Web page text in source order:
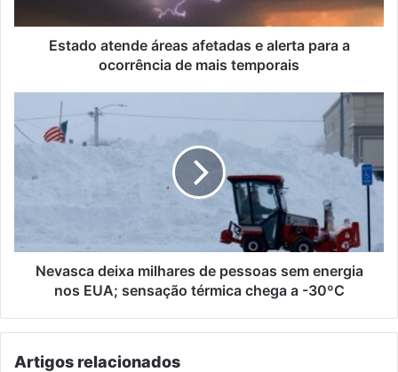
ocorrência
Estado atende áreas afetadas e alerta para a
ocorrência de mais temporais
milhares
pessoas
EUA;
sensação
Nevasca deixa milhares de pessoas sem energia
nos EUA; sensação térmica chega a -30ºC
Artigos relacionados